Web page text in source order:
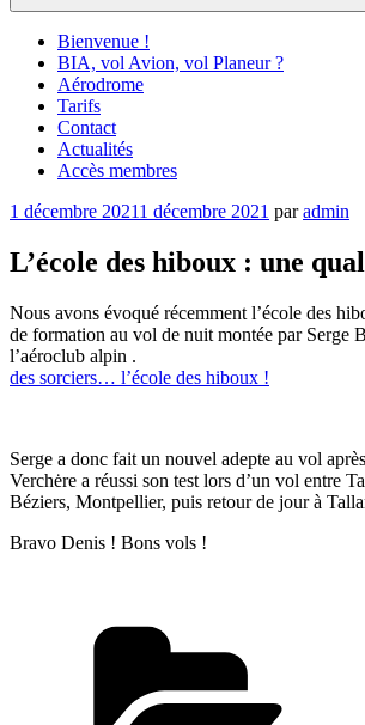
Bienvenue !
BIA, vol Avion, vol Planeur ?
Aérodrome
Tarifs
Contact
Actualités
Accès membres
Publié
1 décembre 20211 décembre 2021 paradmin
L’école des hiboux : une
Nous avons évoqué récemment l’école des
de formation au vol de nuit montée par Serge
l’aéroclub alpin .
des sorciers… l’école des hiboux !
Serge a donc fait un nouvel adepte au vol
Verchėre a réussi son test lors d’un vol entre
Béziers, Montpellier, puis retour de jour à
Bravo Denis ! Bons vols !